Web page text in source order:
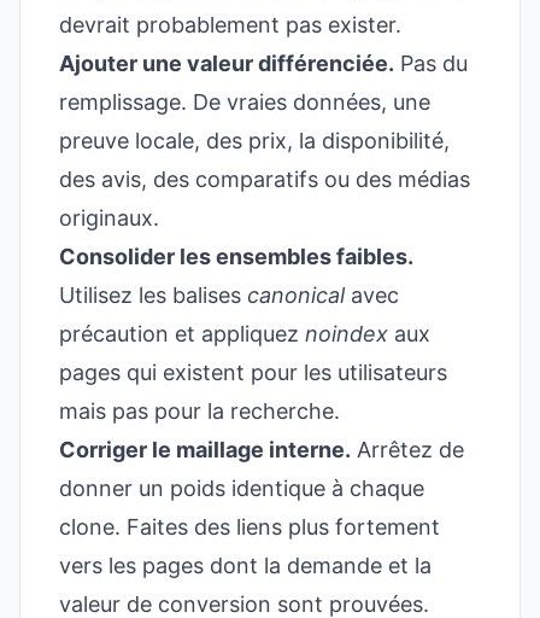
devrait probablement pas exister.
Ajouter une valeur différenciée. Pas du
remplissage. De vraies données, une
preuve locale, des prix, la disponibilité,
des avis, des comparatifs ou des médias
originaux.
Consolider les ensembles faibles.
Utilisez les balises canonicalavec
précaution et appliquez noindex aux
pages qui existent pour les utilisateurs
mais pas pour la recherche.
Corriger le maillage interne. Arrêtez de
donner un poids identique à chaque
clone. Faites des liens plus fortement
vers les pages dont la demande et la
valeur de conversion sont prouvées.